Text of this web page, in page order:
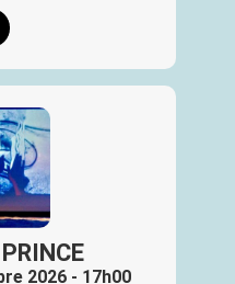
2026 - 17h00